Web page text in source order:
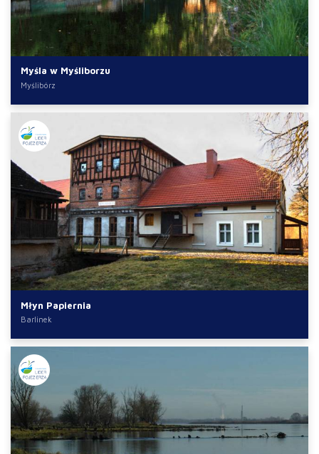
Myśla w Myśliborzu
Myślibórz
Młyn Papiernia
Barlinek